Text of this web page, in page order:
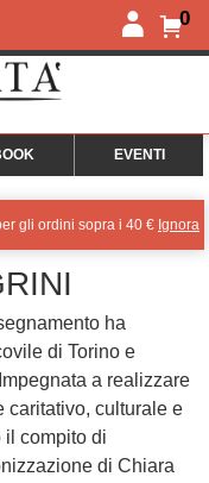
0
EVENTI
gli ordini sopra i 40 € Ignora
ha
di Torino e
a realizzare
caritativo, culturale e
il compito di
di Chiara